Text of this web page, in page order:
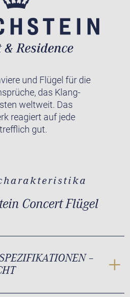
und Flügel für die
das Klang-
weltweit. Das
reagiert auf jede
gut.
Concert Flügel
–